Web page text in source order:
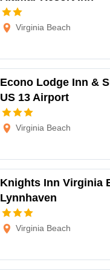
Virginia Beach
Econo Lodge Inn &
US 13 Airport
Virginia Beach
Knights Inn Virginia
Lynnhaven
Virginia Beach